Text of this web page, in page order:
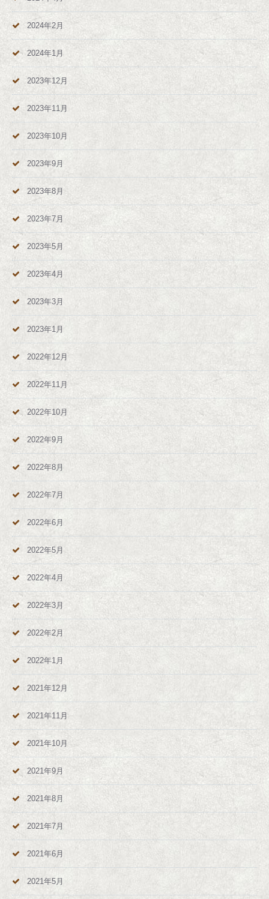
2024年2月
2024年1月
2023年12月
2023年11月
2023年10月
2023年9月
2023年8月
2023年7月
2023年5月
2023年4月
2023年3月
2023年1月
2022年12月
2022年11月
2022年10月
2022年9月
2022年8月
2022年7月
2022年6月
2022年5月
2022年4月
2022年3月
2022年2月
2022年1月
2021年12月
2021年11月
2021年10月
2021年9月
2021年8月
2021年7月
2021年6月
2021年5月